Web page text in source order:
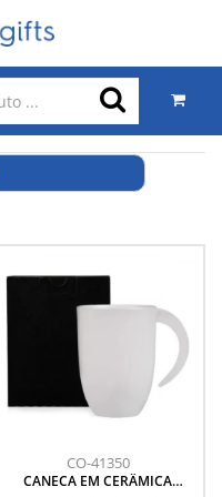
CO-41350
CANECA EM CERÂMICA